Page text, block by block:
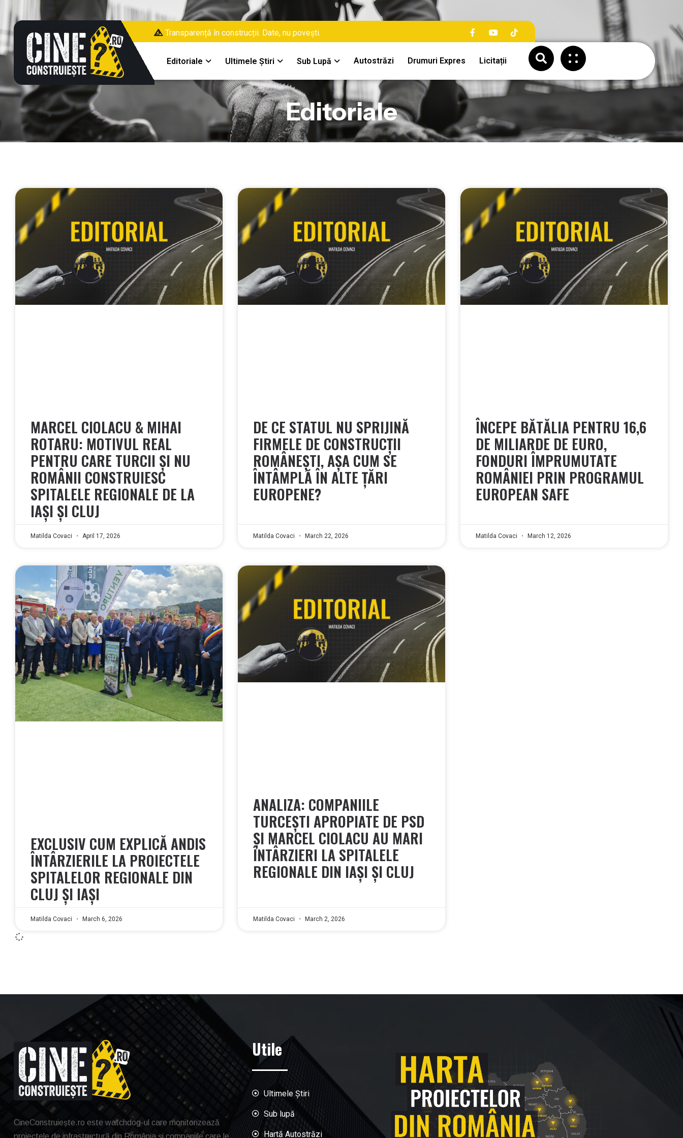
Transparență în construcții. Date, nu povești.
Editoriale Ultimele Știri Sub Lupă Autostrăzi Drumuri Expres Licitații
Editoriale
MARCEL CIOLACU & MIHAI
ROTARU: MOTIVUL REAL
PENTRU CARE TURCII ȘI NU
ROMÂNII CONSTRUIESC
SPITALELE REGIONALE DE LA
IAȘI ȘI CLUJ
Matilda Covaci April 17, 2026
DE CE STATUL NU SPRIJINĂ
FIRMELE DE CONSTRUCȚII
ROMÂNEȘTI, AȘA CUM SE
ÎNTÂMPLĂ ÎN ALTE ȚĂRI
EUROPENE?
Matilda Covaci March 22, 2026
ÎNCEPE BĂTĂLIA PENTRU 16,6
DE MILIARDE DE EURO,
FONDURI ÎMPRUMUTATE
ROMÂNIEI PRIN PROGRAMUL
EUROPEAN SAFE
Matilda Covaci March 12, 2026
EXCLUSIV CUM EXPLICĂ ANDIS
ÎNTÂRZIERILE LA PROIECTELE
SPITALELOR REGIONALE DIN
CLUJ ȘI IAȘI
Matilda Covaci March 6, 2026
ANALIZA: COMPANIILE
TURCEȘTI APROPIATE DE PSD
ȘI MARCEL CIOLACU AU MARI
ÎNTÂRZIERI LA SPITALELE
REGIONALE DIN IAȘI ȘI CLUJ
Matilda Covaci March 2, 2026
CineConstruiește.ro este watchdog-ul care monitorizează
proiectele de infrastructură din România și companiile care le
Utile
Ultimele Știri
Sub lupă
Hartă Autostrăzi